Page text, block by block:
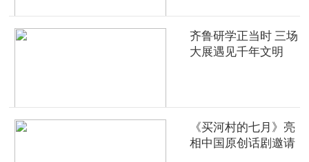
齐鲁研学正当时 三场
大展遇见千年文明
《买河村的七月》亮
相中国原创话剧邀请